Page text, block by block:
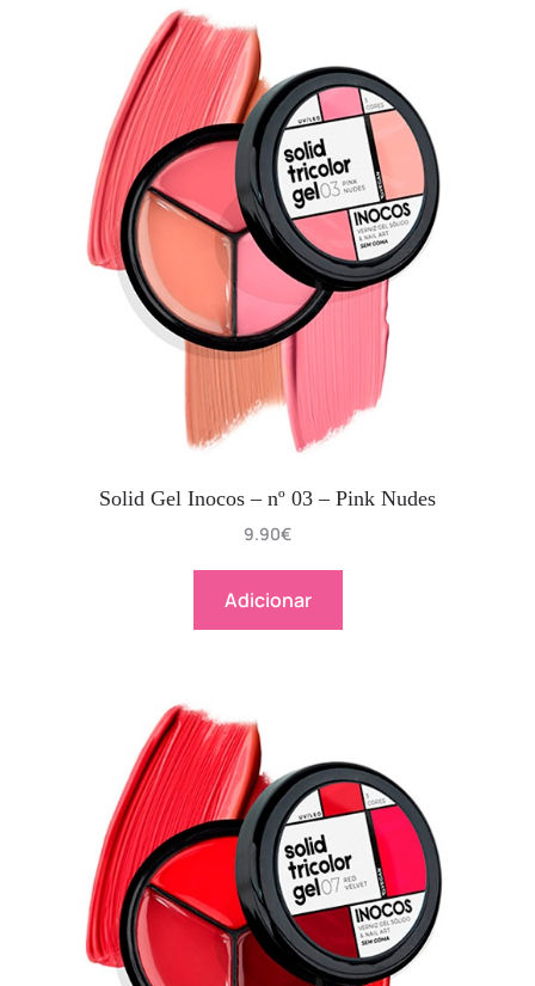
Solid Gel Inocos – nº 03 – Pink Nudes
9.90€
Adicionar